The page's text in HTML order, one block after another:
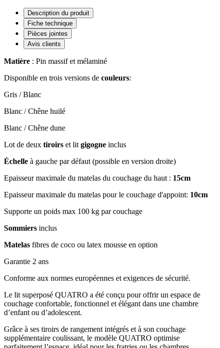
Description du produit
Fiche technique
Pièces jointes
Avis clients
Matière : Pin massif et mélaminé
Disponible en trois versions de couleurs:
Gris / Blanc
Blanc / Chêne huilé
Blanc / Chêne dune
Lot de deux tiroirs et lit gigogne inclus
Échelle à gauche par défaut (possible en version droite)
Epaisseur maximale du matelas du couchage du haut : 15cm
Epaisseur maximale du matelas pour le couchage d'appoint: 10cm
Supporte un poids max 100 kg par couchage
Sommiers inclus
Matelas fibres de coco ou latex mousse en option
Garantie 2 ans
Conforme aux normes européennes et exigences de sécurité.
Le lit superposé QUATRO a été conçu pour offrir un espace de
couchage confortable, fonctionnel et élégant dans une chambre
d’enfant ou d’adolescent.
Grâce à ses tiroirs de rangement intégrés et à son couchage
supplémentaire coulissant, le modèle QUATRO optimise